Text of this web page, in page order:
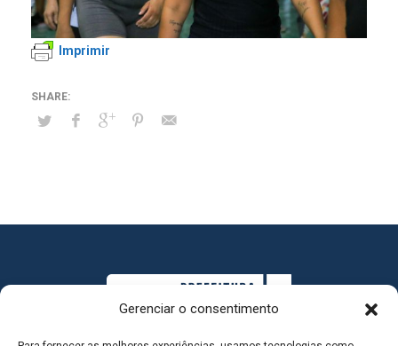
Gerenciar o consentimento
Imprimir